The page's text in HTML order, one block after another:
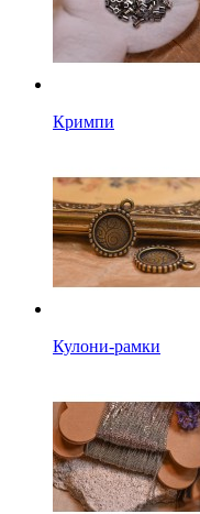
Кримпи
Кулони-рамки